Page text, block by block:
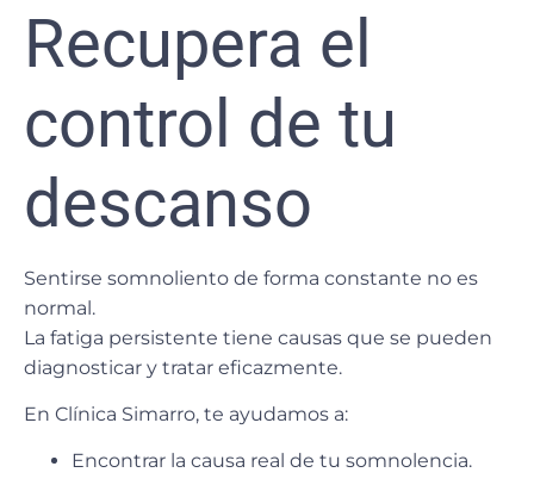
Recupera el
control de tu
descanso
Sentirse somnoliento de forma constante no es
normal.
La fatiga persistente tiene causas que se pueden
diagnosticar y tratar eficazmente.
En Clínica Simarro, te ayudamos a:
Encontrar la causa real de tu somnolencia.